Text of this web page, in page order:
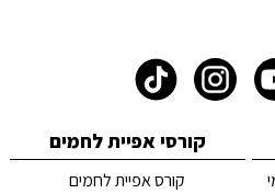
קורסי אפיית לחמים
קורס אפיית לחמים